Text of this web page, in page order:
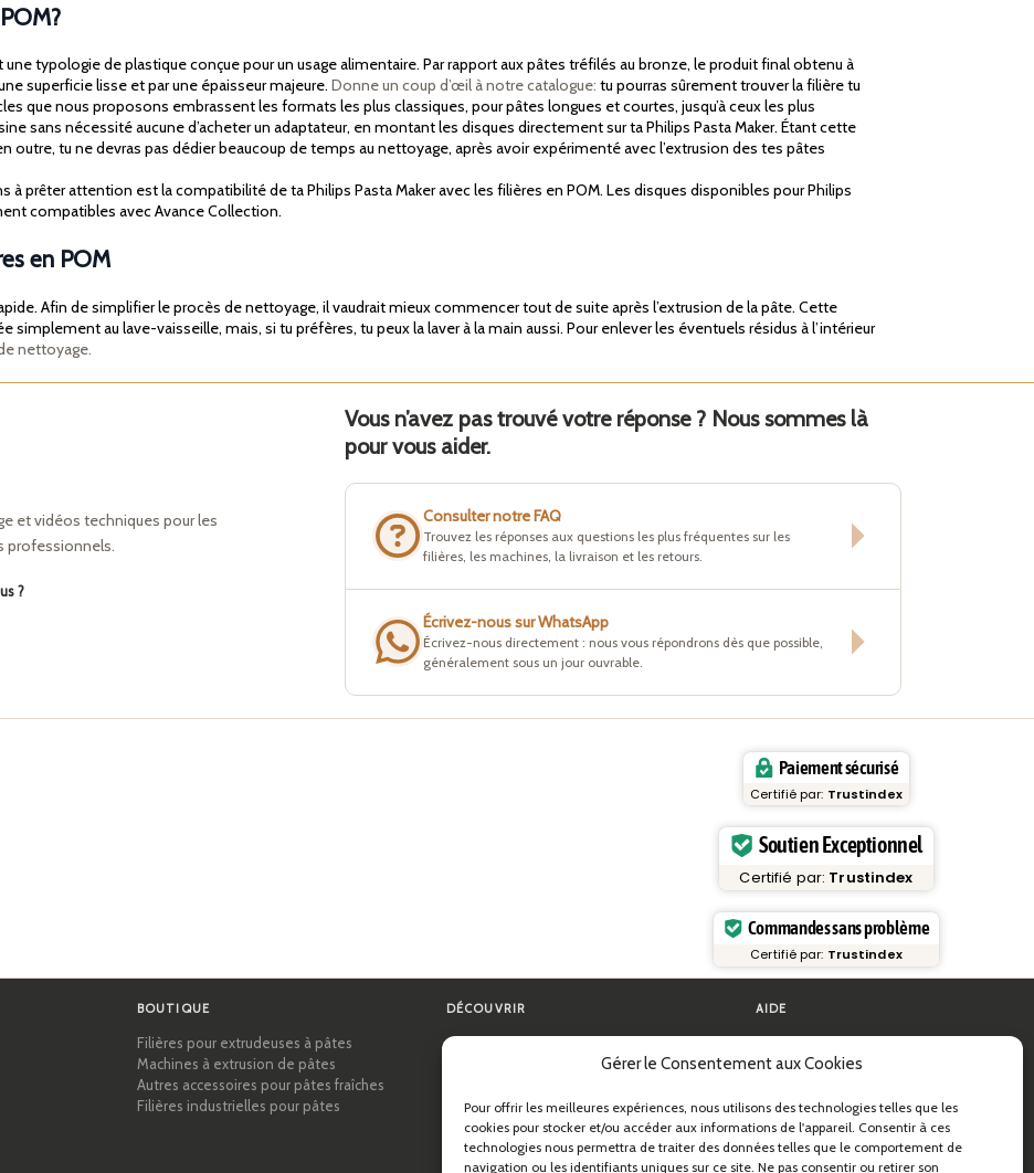
Gérer le Consentement aux Cookies
Pour offrir les meilleures expériences, nous utilisons des technologies telles que les
cookies pour stocker et/ou accéder aux informations de l'appareil. Consentir à ces
technologies nous permettra de traiter des données telles que le comportement de
navigation ou les identifiants uniques sur ce site. Ne pas consentir ou retirer son
typologie de plastique conçue pour un usage alimentaire. Par rapport aux pâtes tréfilés au bronze, le produit final obtenu à
superficie lisse et par une épaisseur majeure. Donne un coup d’œil à notre catalogue: tu pourras sûrement trouver la filière tu
que nous proposons embrassent les formats les plus classiques, pour pâtes longues et courtes, jusqu’à ceux les plus
sans nécessité aucune d’acheter un adaptateur, en montant les disques directement sur ta Philips Pasta Maker. Étant cette
outre, tu ne devras pas dédier beaucoup de temps au nettoyage, après avoir expérimenté avec l’extrusion des tes pâtes
prêter attention est la compatibilité de ta Philips Pasta Maker avec les filières en POM. Les disques disponibles pour Philips
compatibles avec Avance Collection.
en POM
Afin de simplifier le procès de nettoyage, il vaudrait mieux commencer tout de suite après l’extrusion de la pâte. Cette
au lave-vaisseille, mais, si tu préfères, tu peux la laver à la main aussi. Pour enlever les éventuels résidus à l’intérieur
nettoyage.
et vidéos techniques pour les
professionnels.
?
Vous n’avez pas trouvé votre réponse ? Nous sommes là
pour vous aider.
Consulter notre FAQ
Trouvez les réponses aux questions les plus fréquentes sur les
filières, les machines, la livraison et les retours.
Écrivez-nous sur WhatsApp
Écrivez-nous directement : nous vous répondrons dès que possible,
généralement sous un jour ouvrable.
Paiement sécurisé
Certifié par: Trustindex
Soutien Exceptionnel
Certifié par: Trustindex
Commandes sans problème
Certifié par: Trustindex
BOUTIQUE
Filières pour extrudeuses à pâtes
Machines à extrusion de pâtes
Autres accessoires pour pâtes fraîches
Filières industrielles pour pâtes
DÉCOUVRIR
Certifications
Recettes
Professionnels & B2B
À propos de Pastidea
AIDE
FAQ et assistance
Contactez-nous
Infos livraison
Retours